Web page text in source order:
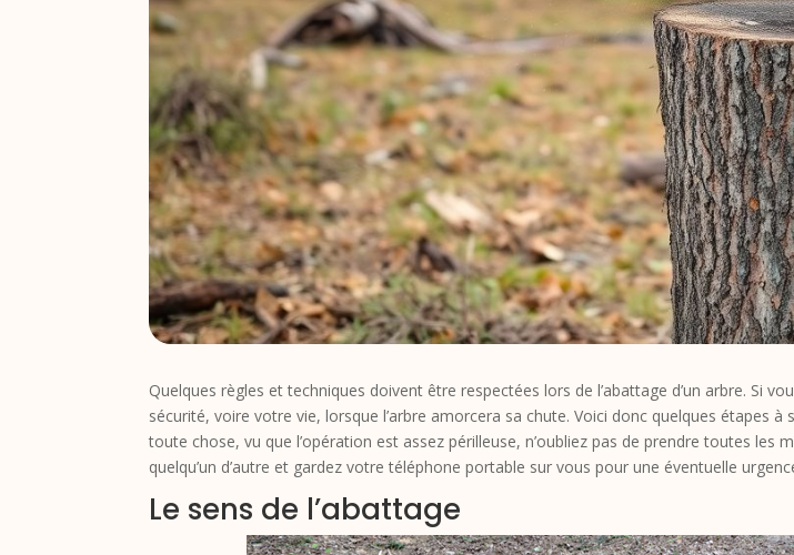
Quelques règles et techniques doivent être respectées lors de l’abattage d’un arbre. Si
sécurité, voire votre vie, lorsque l’arbre amorcera sa chute. Voici donc quelques étapes
toute chose, vu que l’opération est assez périlleuse, n’oubliez pas de prendre toutes les
quelqu’un d’autre et gardez votre téléphone portable sur vous pour une éventuelle
Le sens de l’abattage